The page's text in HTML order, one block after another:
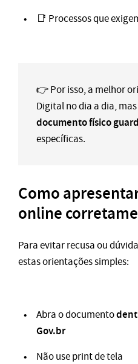
📑 Processos que
👉 Por isso, a melhor
Digital no dia a dia, mas
documento físico
específicas.
Como
online
Para evitar recusa ou
estas orientações simples:
Abra o documento
Gov.br
Não use print de tela